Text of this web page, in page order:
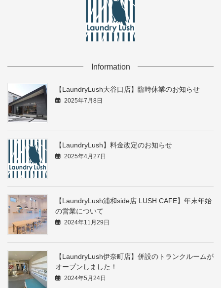
Information
【LaundryLush大谷口店】臨時休業のお知らせ
2025年7月8日
【LaundryLush】料金改定のお知らせ
2025年4月27日
【LaundryLush浦和side店 LUSH CAFE】年末年始
の営業について
2024年11月29日
【LaundryLush伊奈町店】併設のトランクルームが
オープンしました！
2024年5月24日